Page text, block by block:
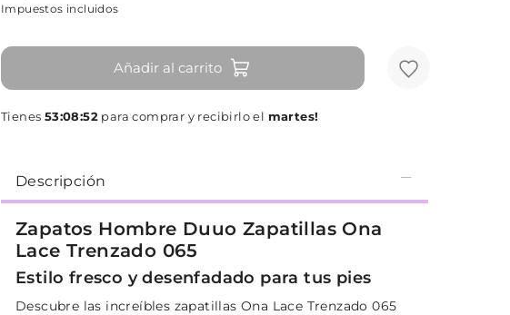
Impuestos incluidos
Añadir al carrito
Tienes 53:08:51para comprar y recibirlo el martes!
Descripción
Zapatos Hombre Duuo Zapatillas Ona
Lace Trenzado 065
Estilo fresco y desenfadado para tus pies
Descubre las increíbles zapatillas Ona Lace Trenzado 065